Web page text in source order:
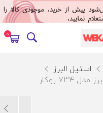
0
استیل البرز
روکار